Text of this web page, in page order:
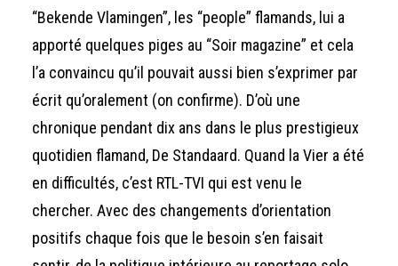
“Bekende Vlamingen”, les “people” flamands, lui a
apporté quelques piges au “Soir magazine” et cela
l’a convaincu qu’il pouvait aussi bien s’exprimer par
écrit qu’oralement (on confirme). D’où une
chronique pendant dix ans dans le plus prestigieux
quotidien flamand, De Standaard. Quand la Vier a été
en difficultés, c’est RTL-TVI qui est venu le
chercher. Avec des changements d’orientation
positifs chaque fois que le besoin s’en faisait